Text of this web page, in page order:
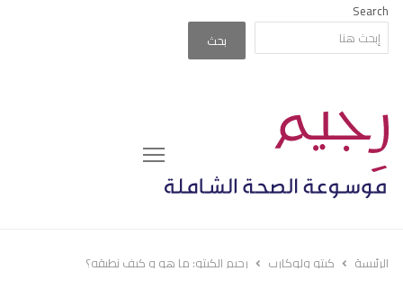
Search
بحث
Menu
الرئيسة كيتو ولوكارب رجيم الكيتو: ما هو و كيف نطبقه؟